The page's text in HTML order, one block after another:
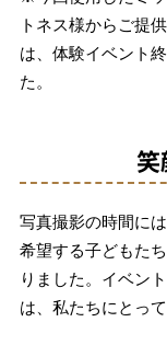
トネス様からご提
は、体験イベント
た。
写真撮影の時間に
希望する子どもた
りました。イベン
は、私たちにとっ